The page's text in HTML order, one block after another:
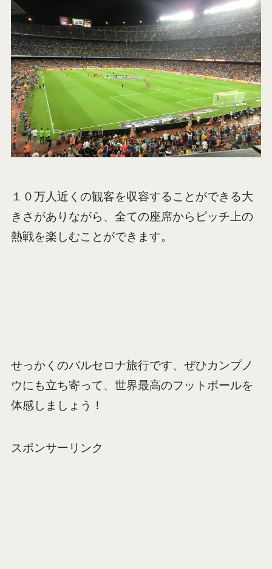
１０万人近くの観客を収容することができる大
きさがありながら、全ての座席からピッチ上の
熱戦を楽しむことができます。
せっかくのバルセロナ旅行です、ぜひカンプノ
ウにも立ち寄って、世界最高のフットボールを
体感しましょう！
スポンサーリンク